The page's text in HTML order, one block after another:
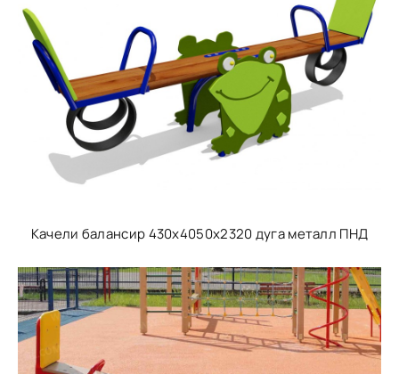
Качели балансир 430х4050х2320 дуга металл ПНД